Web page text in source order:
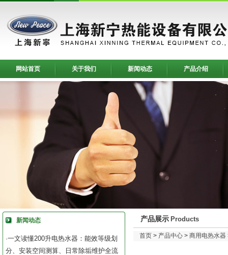
网站首页 关于我们 新闻动态 产品介绍
新闻动态
·一文读懂200升电热水器：能效等级划
分、安装空间测算、日常除垢维护全流
产品展示 Products
首页 > 产品中心 > 商用电热水器